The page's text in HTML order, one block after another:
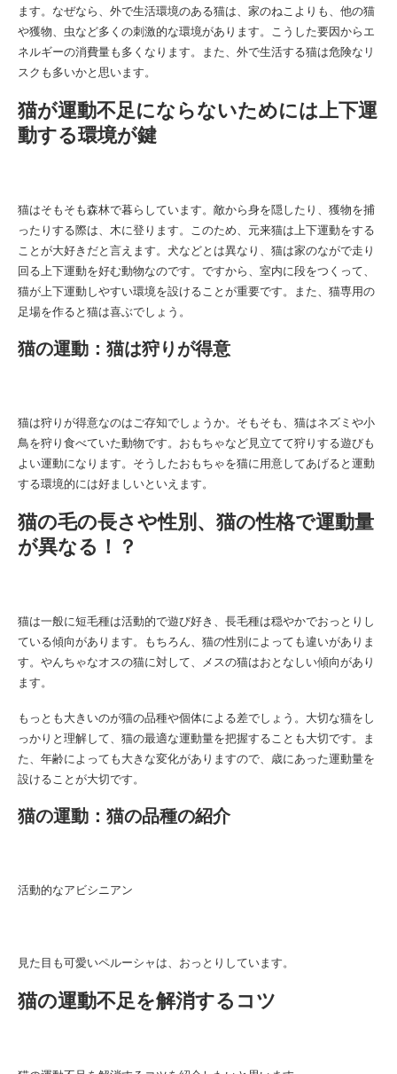
ます。なぜなら、外で生活環境のある猫は、家のねこよりも、他の猫
や獲物、虫など多くの刺激的な環境があります。こうした要因からエ
ネルギーの消費量も多くなります。また、外で生活する猫は危険なリ
スクも多いかと思います。
猫が運動不足にならないためには上下運
動する環境が鍵
猫はそもそも森林で暮らしています。敵から身を隠したり、獲物を捕
ったりする際は、木に登ります。このため、元来猫は上下運動をする
ことが大好きだと言えます。犬などとは異なり、猫は家のながで走り
回る上下運動を好む動物なのです。ですから、室内に段をつくって、
猫が上下運動しやすい環境を設けることが重要です。また、猫専用の
足場を作ると猫は喜ぶでしょう。
猫の運動：猫は狩りが得意
猫は狩りが得意なのはご存知でしょうか。そもそも、猫はネズミや小
鳥を狩り食べていた動物です。おもちゃなど見立てて狩りする遊びも
よい運動になります。そうしたおもちゃを猫に用意してあげると運動
する環境的には好ましいといえます。
猫の毛の長さや性別、猫の性格で運動量
が異なる！？
猫は一般に短毛種は活動的で遊び好き、長毛種は穏やかでおっとりし
ている傾向があります。もちろん、猫の性別によっても違いがありま
す。やんちゃなオスの猫に対して、メスの猫はおとなしい傾向があり
ます。
もっとも大きいのが猫の品種や個体による差でしょう。大切な猫をし
っかりと理解して、猫の最適な運動量を把握することも大切です。ま
た、年齢によっても大きな変化がありますので、歳にあった運動量を
設けることが大切です。
猫の運動：猫の品種の紹介
活動的なアビシニアン
見た目も可愛いペルーシャは、おっとりしています。
猫の運動不足を解消するコツ